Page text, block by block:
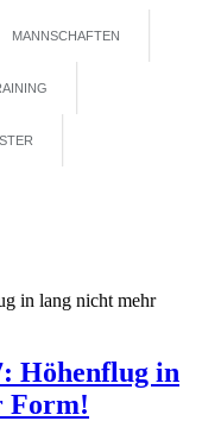
MANNSCHAFTEN
in lang nicht mehr
Höhenflug in
Form!